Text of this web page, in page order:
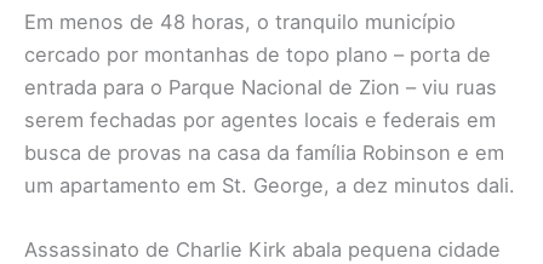
Em menos de 48 horas, o tranquilo município
cercado por montanhas de topo plano – porta de
entrada para o Parque Nacional de Zion – viu ruas
serem fechadas por agentes locais e federais em
busca de provas na casa da família Robinson e em
um apartamento em St. George, a dez minutos dali.
Assassinato de Charlie Kirk abala pequena cidade